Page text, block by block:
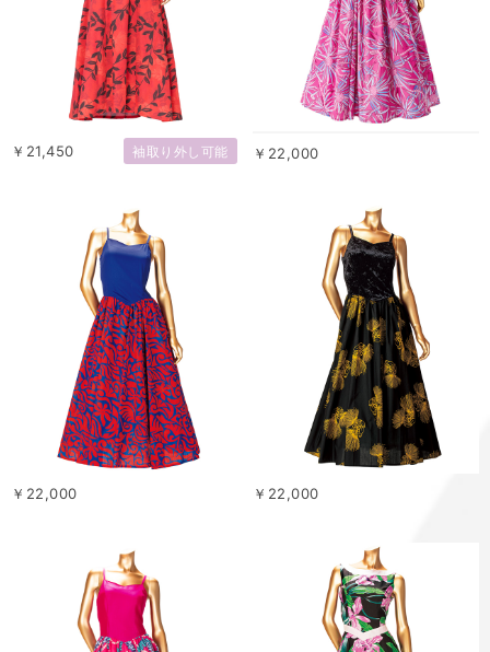
￥21,450 袖取り外し可能 ￥22,000
￥22,000 ￥22,000